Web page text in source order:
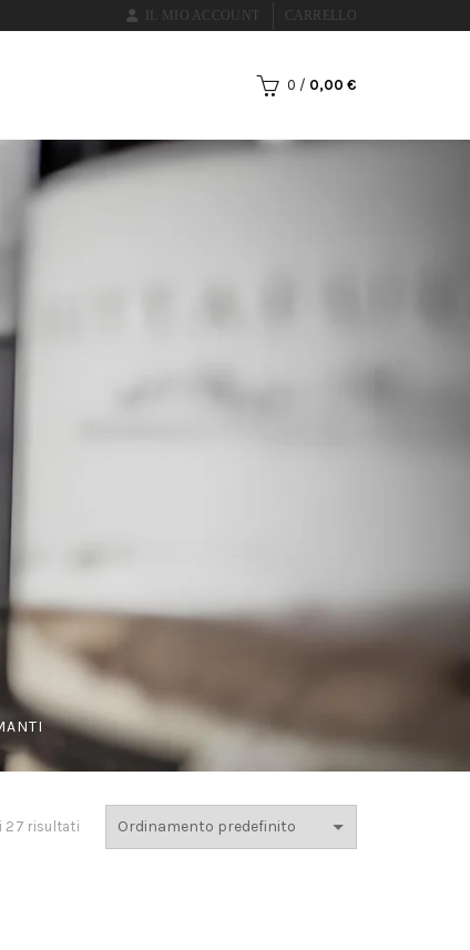
IL MIO ACCOUNT CARRELLO
0 / 0,00 €
27 risultati